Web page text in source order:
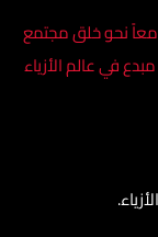
معاً نحو خلق مجتمع
مبدع في عالم الأزياء